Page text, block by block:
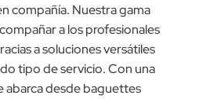
compañía. Nuestra gama
a los profesionales
a soluciones versátiles
tipo de servicio. Con una
abarca desde baguettes